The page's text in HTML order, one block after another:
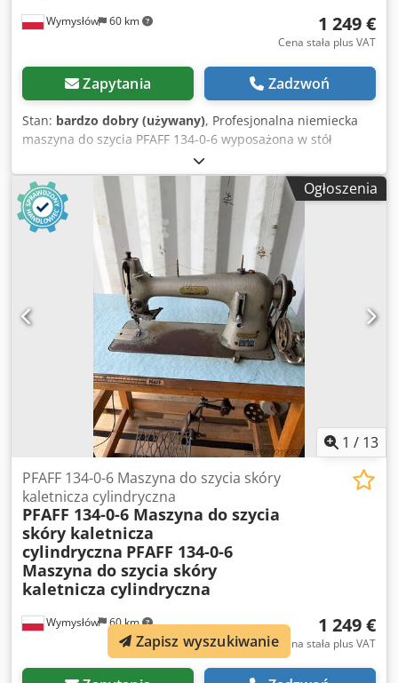
Wymysłów 60 km 1 249 €
Cena stała plus VAT
Zapytania Zadzwoń
Stan: bardzo dobry (używany), Profesjonalna niemiecka
maszyna do szycia PFAFF 134-0-6 wyposażona w stół
roboczy oraz silnik. Solidna, ciężka konstrukcja zapewnia
stabilną pracę i wysoką trwałość. Maszyna przeznaczona
do szycia różnego rodzaju materiałów tekstylnych oraz
wyrobów wymagających precyzyjnego prowadzenia
materiału. Dane techniczne: Producent: PFAFF Model: 134-
0-6 Zasilanie: 220 V Silnik pod stołem Csdpfx Amjzgnyis
Terf Napęd paskowy Sterowanie pedałem nożnym Stół
roboczy w komplecie Produkcja niemiecka Stan: Maszyna
używana. Stan wizualny widoczny na zdjęciach.
Sprzedawana dokładnie w takim stanie, jak przedstawiono
na fotografiach.
Ogłoszenia
1 / 13
Wymysłów 60 km
PFAFF 134-0-6 Maszyna do szycia skóry
kaletnicza cylindryczna
PFAFF 134-0-6 Maszyna do szycia
skóry kaletnicza
cylindryczna PFAFF 134-0-6
Maszyna do szycia skóry
kaletnicza cylindryczna
1 249 €
Cena stała plus VAT
Zapisz wyszukiwanie